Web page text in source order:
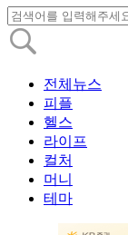
전체뉴스
피플
헬스
라이프
컬처
머니
테마